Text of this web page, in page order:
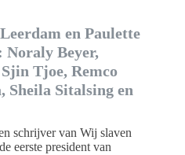
en Paulette
Beyer,
Tjoe, Remco
Sheila Sitalsing en
schrijver van Wij slaven
eerste president van